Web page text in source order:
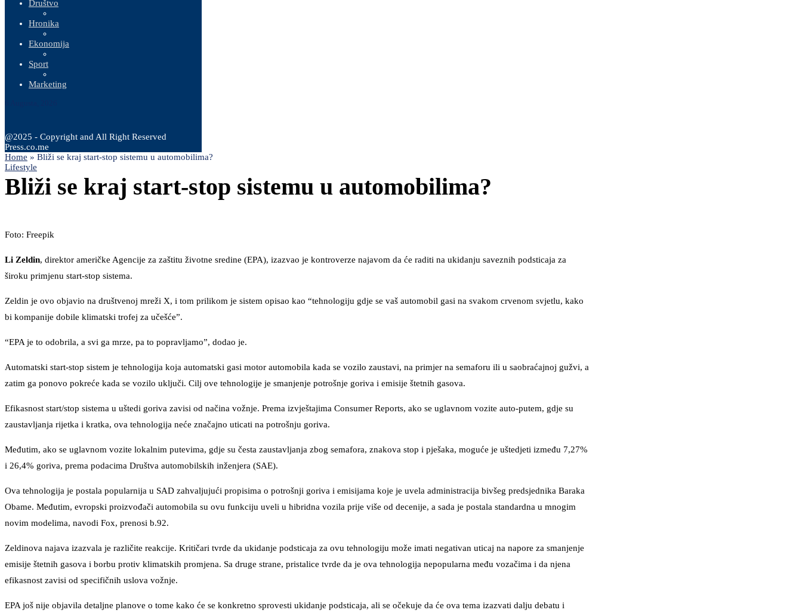
Društvo
Hronika
Ekonomija
Sport
Marketing
@2025 - Copyright and All Right Reserved
Press.co.me
Home » Bliži se kraj start-stop sistemu u automobilima?
Lifestyle
Bliži se kraj start-stop sistemu u automobilima?
Foto: Freepik
Li Zeldin, direktor američke Agencije za zaštitu životne sredine (EPA), izazvao je kontroverze najavom da će raditi na ukidanju saveznih podsticaja za
široku primjenu start-stop sistema.
Zeldin je ovo objavio na društvenoj mreži X, i tom prilikom je sistem opisao kao “tehnologiju gdje se vaš automobil gasi na svakom crvenom svjetlu, kako
bi kompanije dobile klimatski trofej za učešće”.
“EPA je to odobrila, a svi ga mrze, pa to popravljamo”, dodao je.
Automatski start-stop sistem je tehnologija koja automatski gasi motor automobila kada se vozilo zaustavi, na primjer na semaforu ili u saobraćajnoj gužvi, a
zatim ga ponovo pokreće kada se vozilo uključi. Cilj ove tehnologije je smanjenje potrošnje goriva i emisije štetnih gasova.
Efikasnost start/stop sistema u uštedi goriva zavisi od načina vožnje. Prema izvještajima Consumer Reports, ako se uglavnom vozite auto-putem, gdje su
zaustavljanja rijetka i kratka, ova tehnologija neće značajno uticati na potrošnju goriva.
Međutim, ako se uglavnom vozite lokalnim putevima, gdje su česta zaustavljanja zbog semafora, znakova stop i pješaka, moguće je uštedjeti između 7,27%
i 26,4% goriva, prema podacima Društva automobilskih inženjera (SAE).
Ova tehnologija je postala popularnija u SAD zahvaljujući propisima o potrošnji goriva i emisijama koje je uvela administracija bivšeg predsjednika Baraka
Obame. Međutim, evropski proizvođači automobila su ovu funkciju uveli u hibridna vozila prije više od decenije, a sada je postala standardna u mnogim
novim modelima, navodi Fox, prenosi b.92.
Zeldinova najava izazvala je različite reakcije. Kritičari tvrde da ukidanje podsticaja za ovu tehnologiju može imati negativan uticaj na napore za smanjenje
emisije štetnih gasova i borbu protiv klimatskih promjena. Sa druge strane, pristalice tvrde da je ova tehnologija nepopularna među vozačima i da njena
efikasnost zavisi od specifičnih uslova vožnje.
EPA još nije objavila detaljne planove o tome kako će se konkretno sprovesti ukidanje podsticaja, ali se očekuje da će ova tema izazvati dalju debatu i